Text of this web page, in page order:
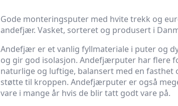
Gode monteringsputer med hvite trekk og
andefjær. Vasket, sorteret og produsert i
Andefjær er et vanlig fyllmateriale i puter og
og gir god isolasjon. Andefjærputer har flere
naturlige og luftige, balansert med en fasthet
støtte til kroppen. Andefjærputer er også
vare i mange år hvis de blir tatt godt vare på.